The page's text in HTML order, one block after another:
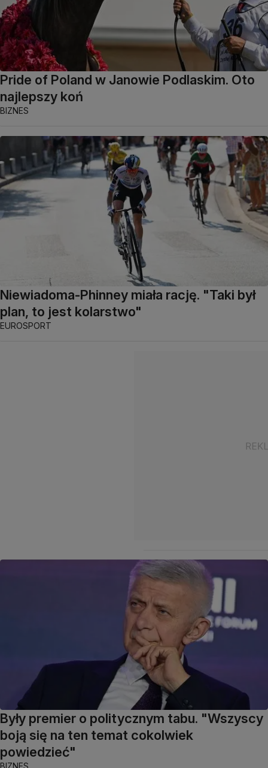
Pride of Poland w Janowie Podlaskim. Oto
najlepszy koń
BIZNES
Niewiadoma-Phinney miała rację. "Taki był
plan, to jest kolarstwo"
EUROSPORT
Były premier o politycznym tabu. "Wszyscy
boją się na ten temat cokolwiek
powiedzieć"